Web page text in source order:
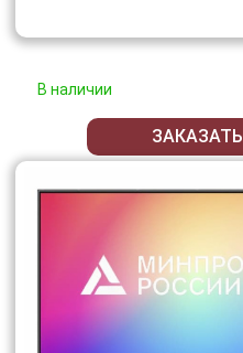
В наличии
ЗАКАЗАТЬ